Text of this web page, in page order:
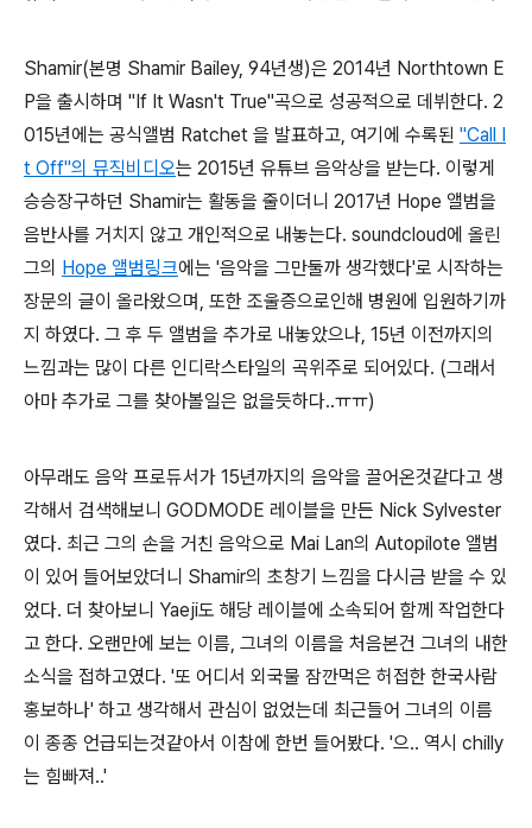
Shamir(본명 Shamir Bailey, 94년생)은 2014년 Northtown E
P을 출시하며 "If It Wasn't True"곡으로 성공적으로 데뷔한다. 2
015년에는 공식앨범 Ratchet 을 발표하고, 여기에 수록된 "Call I
t Off"의 뮤직비디오는 2015년 유튜브 음악상을 받는다. 이렇게
승승장구하던 Shamir는 활동을 줄이더니 2017년 Hope 앨범을
음반사를 거치지 않고 개인적으로 내놓는다. soundcloud에 올린
그의 Hope 앨범링크에는 '음악을 그만둘까 생각했다'로 시작하는
장문의 글이 올라왔으며, 또한 조울증으로인해 병원에 입원하기까
지 하였다. 그 후 두 앨범을 추가로 내놓았으나, 15년 이전까지의
느낌과는 많이 다른 인디락스타일의 곡위주로 되어있다. (그래서
아마 추가로 그를 찾아볼일은 없을듯하다..ㅠㅠ)
아무래도 음악 프로듀서가 15년까지의 음악을 끌어온것같다고 생
각해서 검색해보니 GODMODE 레이블을 만든 Nick Sylvester
였다. 최근 그의 손을 거친 음악으로 Mai Lan의 Autopilote 앨범
이 있어 들어보았더니 Shamir의 초창기 느낌을 다시금 받을 수 있
었다. 더 찾아보니 Yaeji도 해당 레이블에 소속되어 함께 작업한다
고 한다. 오랜만에 보는 이름, 그녀의 이름을 처음본건 그녀의 내한
소식을 접하고였다. '또 어디서 외국물 잠깐먹은 허접한 한국사람
홍보하나' 하고 생각해서 관심이 없었는데 최근들어 그녀의 이름
이 종종 언급되는것같아서 이참에 한번 들어봤다. '으.. 역시 chilly
는 힘빠져..'